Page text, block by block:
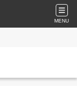
MENU